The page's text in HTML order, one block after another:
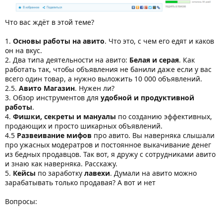
Что вас ждёт в этой теме?
1. Основы работы на авито. Что это, с чем его едят и каков
он на вкус.
2. Два типа деятельности на авито: Белая и серая. Как
работать так, чтобы объявления не банили даже если у вас
всего один товар, а нужно выложить 10 000 объявлений.
2.5. Авито Магазин. Нужен ли?
3. Обзор инструментов для удобной и продуктивной
работы.
4. Фишки, секреты и мануалы по созданию эффективных,
продающих и просто шикарных объявлений.
4.5 Развеивание мифов про авито. Вы наверняка слышали
про ужасных модератров и постоянное выкачивание денег
из бедных продавцов. Так вот, я дружу с сотрудниками авито
и знаю как наверняка. Расскажу.
5. Кейсы по заработку лавехи. Думали на авито можно
зарабатывать только продавая? А вот и нет
Вопросы: